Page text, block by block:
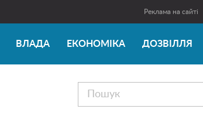
Реклама на сайті
ВЛАДА ЕКОНОМІКА ДОЗВІЛЛЯ